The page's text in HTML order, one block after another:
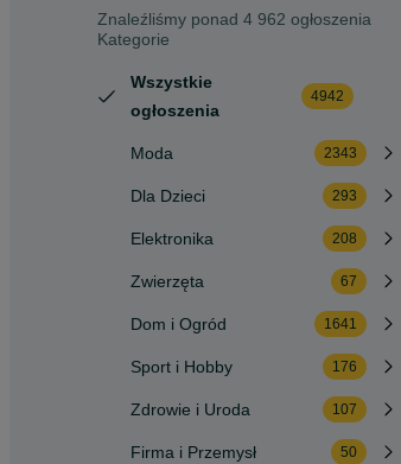
Znaleźliśmy ponad 4 962 ogłoszenia
Kategorie
Wszystkie
ogłoszenia
4942
Moda 2343
Dla Dzieci 293
Elektronika 208
Zwierzęta 67
Dom i Ogród 1641
Sport i Hobby 176
Zdrowie i Uroda 107
Firma i Przemysł 50